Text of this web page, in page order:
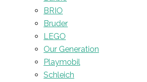
BRIO
Bruder
LEGO
Our Generation
Playmobil
Schleich